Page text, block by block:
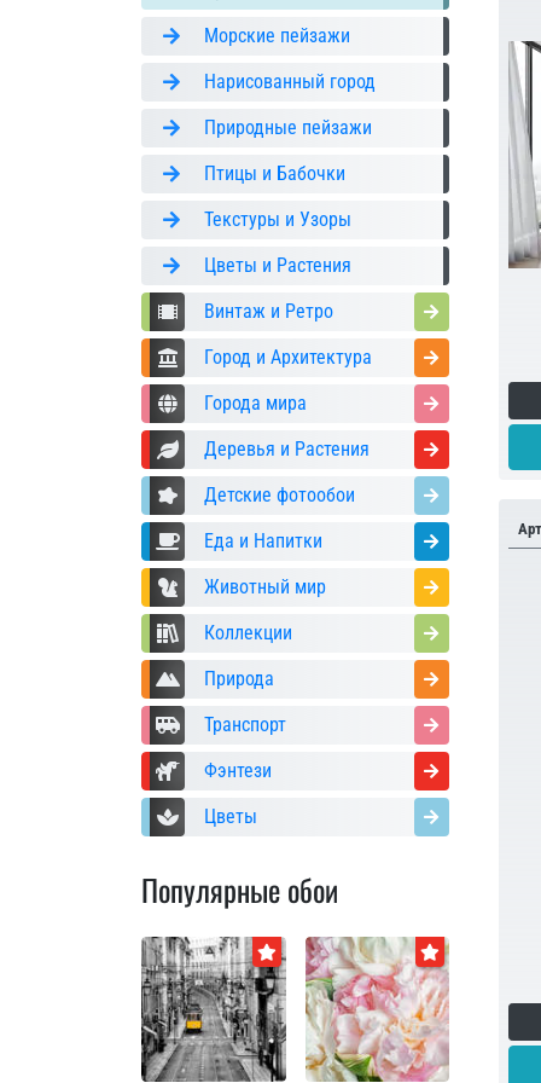
Морские пейзажи
Нарисованный город
Природные пейзажи
Птицы и Бабочки
Текстуры и Узоры
Цветы и Растения
Винтаж и Ретро
Город и Архитектура
Города мира
Деревья и Растения
Детские фотообои
Еда и Напитки
Животный мир
Коллекции
Природа
Транспорт
Фэнтези
Цветы
Популярные обои